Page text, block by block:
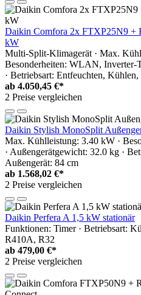
Daikin Comfora 2x FTXP25N9 +
kW
Multi-Split-Klimagerät · Max.
Besonderheiten: WLAN, Inverter-
· Betriebsart: Entfeuchten, Kühlen,
ab 4.050,45 €*
2 Preise vergleichen
Daikin Stylish MonoSplit
Max. Kühlleistung: 3.40 kW ·
· Außengerätgewicht: 32.0 kg ·
Außengerät: 84 cm
ab 1.568,02 €*
2 Preise vergleichen
Daikin Perfera A 1,5 kW stationär
Funktionen: Timer · Betriebsart:
R410A, R32
ab 479,00 €*
2 Preise vergleichen